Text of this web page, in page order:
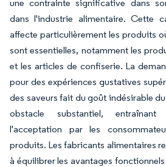
une contrainte significative dans
dans l'industrie alimentaire. Cette
affecte particulièrement les produits
sont essentielles, notamment les
et les articles de confiserie. La
pour des expériences gustatives
des saveurs fait du goût indésirable
obstacle substantiel,
l'acceptation par les
produits. Les fabricants alimentaires
à équilibrer les avantages